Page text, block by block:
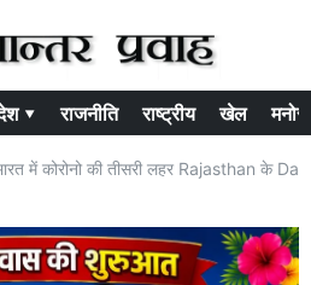
▾ राजनीति राष्ट्रीय खेल
में कोरोनो की तीसरी लहर Rajasthan के